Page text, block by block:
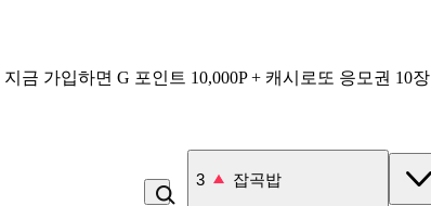
지금 가입하면 G 포인트 10,000P + 캐시로또 응모권 10장
4 비_플레인 쿽